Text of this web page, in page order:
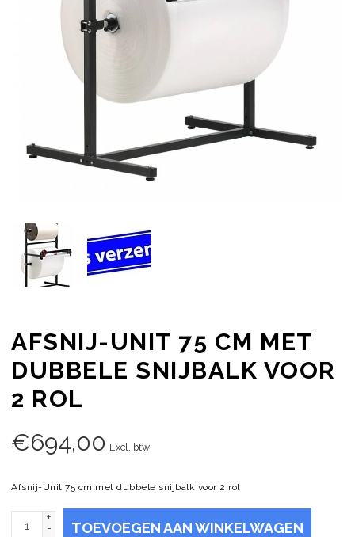
AFSNIJ-UNIT 75 CM MET
DUBBELE SNIJBALK VOOR
2 ROL
€694,00 Excl. btw
Afsnij-Unit 75 cm met dubbele snijbalk voor 2 rol
+
-
TOEVOEGEN AAN WINKELWAGEN